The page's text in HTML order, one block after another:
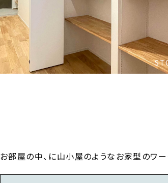
お部屋の中、に山小屋のようなお家型のワ